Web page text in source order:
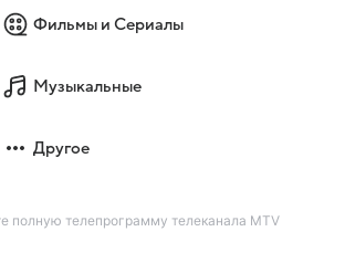
Фильмы и Сериалы
Музыкальные
Другое
полную телепрограмму телеканала MTV